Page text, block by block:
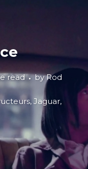
read byRod
, Jaguar,